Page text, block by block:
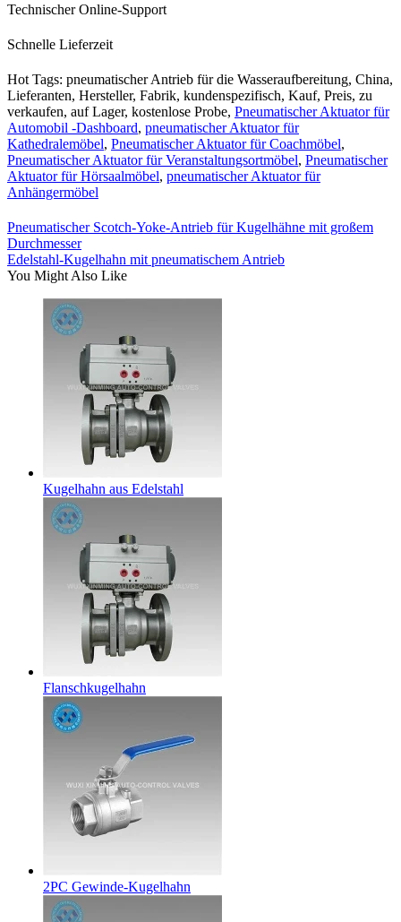
Technischer Online-Support
Schnelle Lieferzeit
Hot Tags: pneumatischer Antrieb für die Wasseraufbereitung, China,
Lieferanten, Hersteller, Fabrik, kundenspezifisch, Kauf, Preis, zu
verkaufen, auf Lager, kostenlose Probe, Pneumatischer Aktuator für
Automobil -Dashboard, pneumatischer Aktuator für
Kathedralemöbel, Pneumatischer Aktuator für Coachmöbel,
Pneumatischer Aktuator für Veranstaltungsortmöbel, Pneumatischer
Aktuator für Hörsaalmöbel, pneumatischer Aktuator für
Anhängermöbel
Pneumatischer Scotch-Yoke-Antrieb für Kugelhähne mit großem
Durchmesser
Edelstahl-Kugelhahn mit pneumatischem Antrieb
You Might Also Like
Kugelhahn aus Edelstahl
Flanschkugelhahn
2PC Gewinde-Kugelhahn